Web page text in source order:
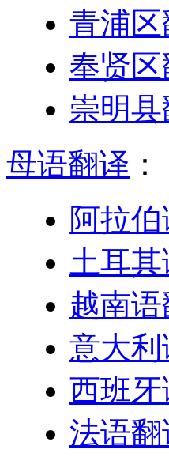
青浦区
奉贤区
崇明
母语翻译 ：
阿拉
土耳
越南
意大
西班
法语